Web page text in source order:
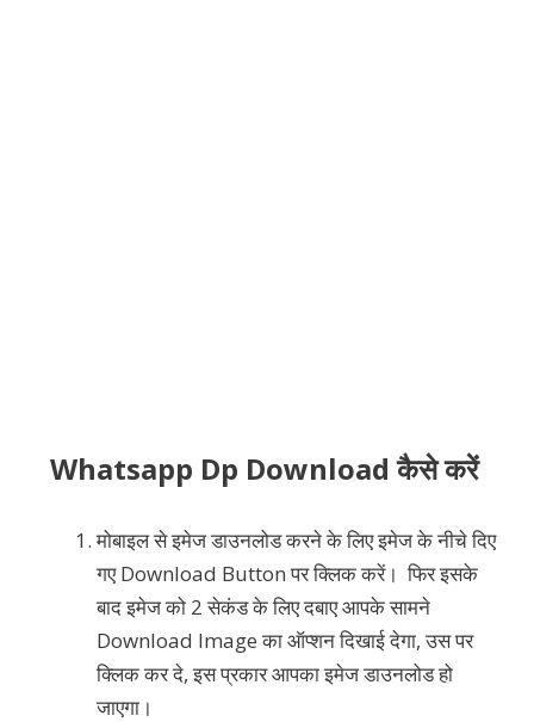
Whatsapp Dp Download कैसे करें
मोबाइल से इमेज डाउनलोड करने के लिए इमेज के नीचे दिए
गए Download Button पर क्लिक करें। फिर इसके
बाद इमेज को 2 सेकंड के लिए दबाए आपके सामने
Download Image का ऑप्शन दिखाई देगा, उस पर
क्लिक कर दे, इस प्रकार आपका इमेज डाउनलोड हो
जाएगा।